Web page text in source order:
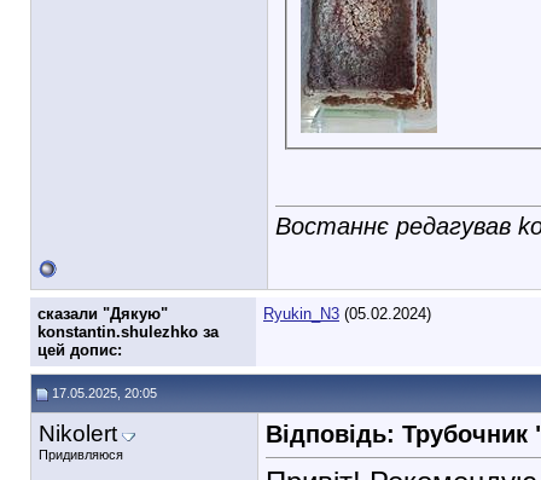
Востаннє редагував
cказали "Дякую"
konstantin.shulezhko за
цей допис:
Ryukin_N3 (05.02.2024)
17.05.2025, 20:05
Nikolert
Придивляюся
Відповідь: